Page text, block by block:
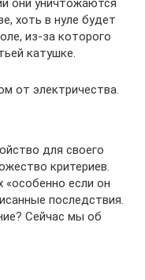
хоть в нуле будет
из-за которого
катушке.
от электричества.
для своего
критериев.
«особенно если он
последствия.
Сейчас мы об